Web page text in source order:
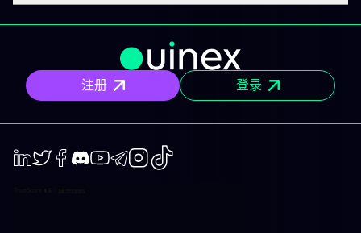
注册 登录
Telegram
Instagram